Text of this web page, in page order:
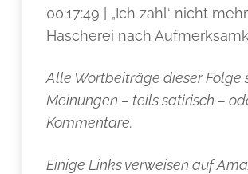
00:17:49 | „Ich zahl‘ nicht
Hascherei nach
Alle Wortbeiträge dieser Folge
Meinungen – teils satirisch –
Kommentare.
Einige Links verweisen auf